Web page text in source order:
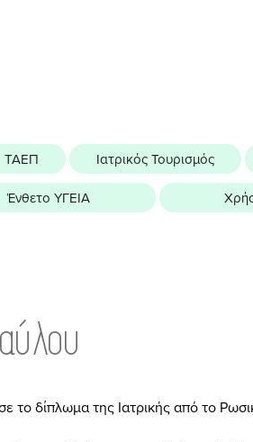
ΤΑΕΠ Ιατρικός Τουρισμός
Ένθετο ΥΓΕΙΑ
δίπλωμα της Ιατρικής από το